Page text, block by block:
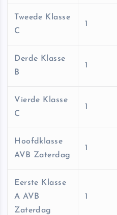
Tweede Klasse
C
1
Derde Klasse
B
1
Vierde Klasse
C
1
Hoofdklasse
AVB Zaterdag
1
Eerste Klasse
A AVB
Zaterdag
1